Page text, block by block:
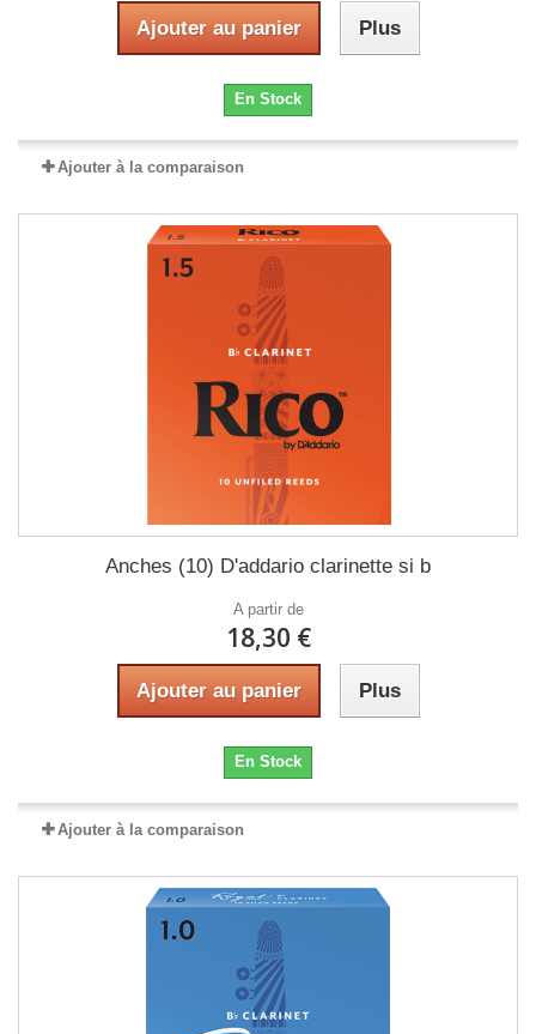
Ajouter au panier Plus
En Stock
Ajouter à la comparaison
Anches (10) D'addario clarinette si b
A partir de
18,30 €
Ajouter au panier Plus
En Stock
Ajouter à la comparaison